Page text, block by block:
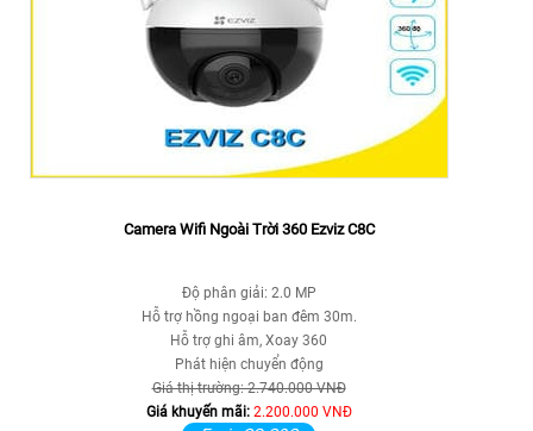
Camera Wifi Ngoài Trời 360 Ezviz C8C
Độ phân giải: 2.0 MP
Hỗ trợ hồng ngoại ban đêm 30m.
Hỗ trợ ghi âm, Xoay 360
Phát hiện chuyển động
Giá thị trường: 2.740.000 VNĐ
Giá khuyến mãi: 2.200.000 VNĐ